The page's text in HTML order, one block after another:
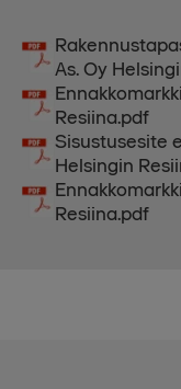
As. Oy
Resiina.pdf
Sisustusesite
Helsingin
Resiina.pdf